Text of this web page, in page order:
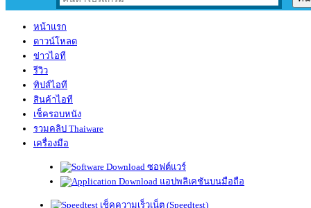
หน้าแรก
ดาวน์โหลด
ข่าวไอที
รีวิว
ทิปส์ไอที
สินค้าไอที
เช็ครอบหนัง
รวมคลิป Thaiware
เครื่องมือ
ซอฟต์แวร์
แอปพลิเคชันบนมือถือ
เช็คความเร็วเน็ต (Speedtest)